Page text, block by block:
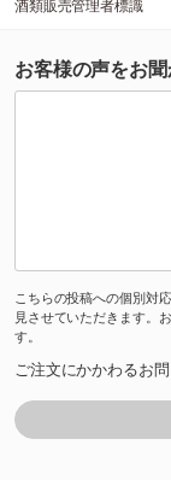
酒類販売管理者標識
お客様の声をお
こちらの投稿への個別対
見させていただきます。
す。
ご注文にかかわるお